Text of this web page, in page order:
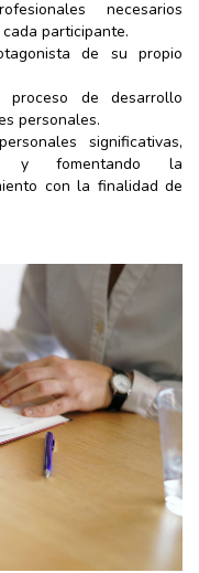
necesarios
participante.
de su propio
de desarrollo
personales.
significativas,
y fomentando la
con la finalidad de